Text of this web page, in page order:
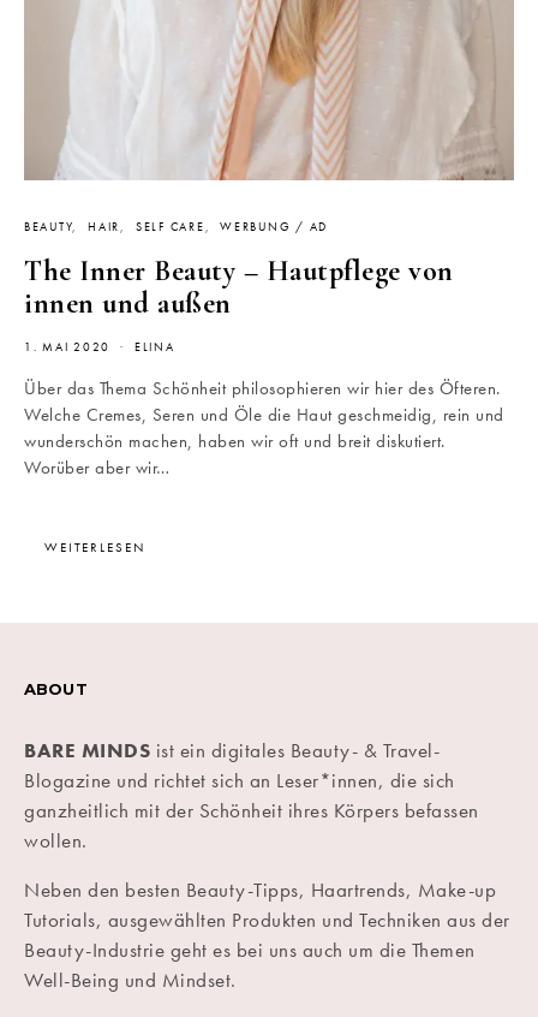
BEAUTY HAIR SELF CARE WERBUNG / AD
The Inner Beauty – Hautpflege von
innen und außen
1. MAI 2020 ELINA
Über das Thema Schönheit philosophieren wir hier des Öfteren.
Welche Cremes, Seren und Öle die Haut geschmeidig, rein und
wunderschön machen, haben wir oft und breit diskutiert.
Worüber aber wir…
WEITERLESEN
ABOUT
BARE MINDS ist ein digitales Beauty- & Travel-
Blogazine und richtet sich an Leser*innen, die sich
ganzheitlich mit der Schönheit ihres Körpers befassen
wollen.
Neben den besten Beauty-Tipps, Haartrends, Make-up
Tutorials, ausgewählten Produkten und Techniken aus der
Beauty-Industrie geht es bei uns auch um die Themen
Well-Being und Mindset.